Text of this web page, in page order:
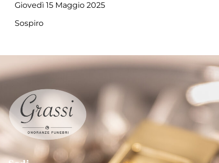
Giovedì 15 Maggio 2025
Sospiro